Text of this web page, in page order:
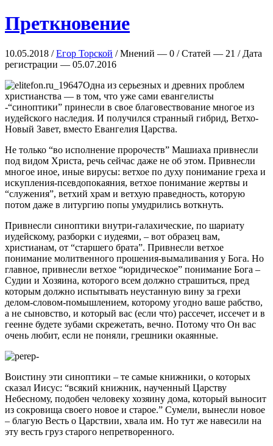
Преткновение
10.05.2018 /Егор Торской / Мнений — 0 / Статей — 21 / Дата
регистрации — 05.07.2016
Одна из серьезных и древних проблем
христианства — в том, что уже сами евангелисты
-“синоптики” принесли в свое благовествование многое из
иудейского наследия. И получился странный гибрид, Ветхо-
Новый Завет, вместо Евангелия Царства.
Не только “во исполнение пророчеств” Машиаха привнесли
под видом Христа, речь сейчас даже не об этом. Привнесли
многое иное, иные вирусы: ветхое по духу понимание греха и
искупления-псевдопокаяния, ветхое понимание жертвы и
“служения”, ветхий храм и ветхую праведность, которую
потом даже в литургию попы умудрились воткнуть.
Привнесли синоптики внутри-галахические, по шариату
иудейскому, разборки с иудеями, – вот образец вам,
христианам, от “старшего брата”. Привнесли ветхое
понимание молитвенного прошения-вымаливания у Бога. Но
главное, привнесли ветхое “юридическое” понимание Бога –
Судии и Хозяина, которого всем должно страшиться, пред
которым должно испытывать неустанную вину за грехи
делом-словом-помышлением, которому угодно ваше рабство,
а не сыновство, и который вас (если что) рассечет, иссечет и в
геенне будете зубами скрежетать, вечно. Потому что Он вас
очень любит, если не поняли, грешники окаянные.
Воистину эти синоптики – те самые книжники, о которых
сказал Иисус: “всякий книжник, наученный Царству
Небесному, подобен человеку хозяину дома, который выносит
из сокровища своего новое и старое.” Сумели, вынесли новое
– благую Весть о Царствии, хвала им. Но тут же навесили на
эту весть груз старого непретворенного.